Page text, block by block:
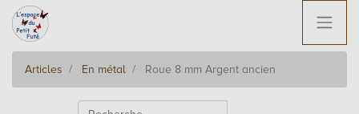
Articles En métal Roue 8 mm Argent ancien